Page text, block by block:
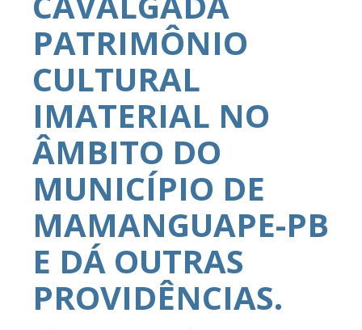
PATRIMÔNIO
CULTURAL
IMATERIAL NO
ÂMBITO DO
MUNICÍPIO DE
MAMANGUAPE-PB
E DÁ OUTRAS
PROVIDÊNCIAS.